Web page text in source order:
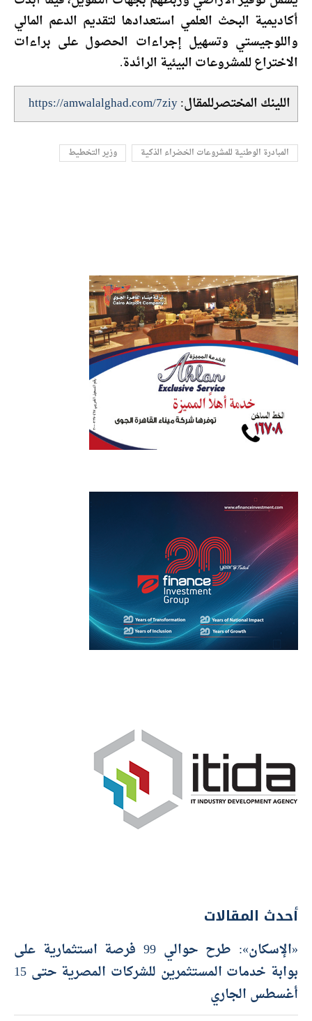
أكاديمية البحث العلمي استعدادها لتقديم الدعم المالي
واللوجيستي وتسهيل إجراءات الحصول على براءات
الاختراع للمشروعات البيئية الرائدة.
اللينك المختصرللمقال:https://amwalalghad.com/7ziy
المبادرة الوطنية للمشروعات الخضراء الذكية وزير التخطيط
أحدث المقالات
«الإسكان»: طرح حوالي 99 فرصة استثمارية على
بوابة خدمات المستثمرين للشركات المصرية حتى 15
أغسطس الجاري